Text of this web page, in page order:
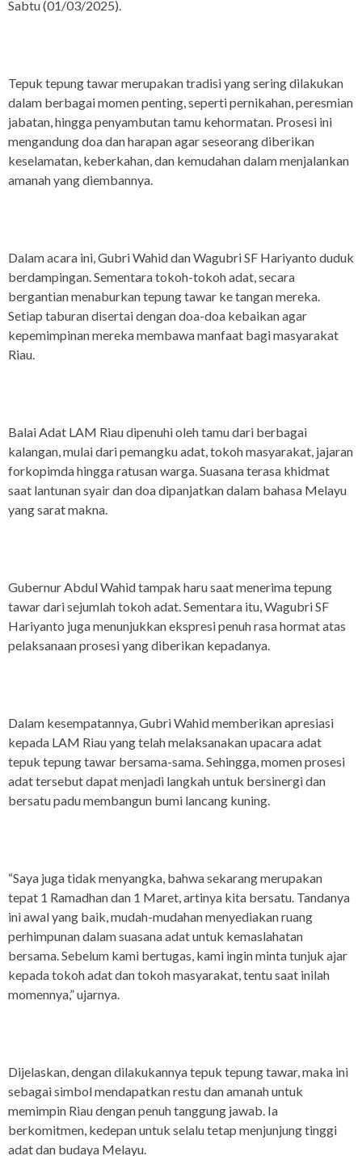
Sabtu (01/03/2025).
Tepuk tepung tawar merupakan tradisi yang sering dilakukan
dalam berbagai momen penting, seperti pernikahan, peresmian
jabatan, hingga penyambutan tamu kehormatan. Prosesi ini
mengandung doa dan harapan agar seseorang diberikan
keselamatan, keberkahan, dan kemudahan dalam menjalankan
amanah yang diembannya.
Dalam acara ini, Gubri Wahid dan Wagubri SF Hariyanto duduk
berdampingan. Sementara tokoh-tokoh adat, secara
bergantian menaburkan tepung tawar ke tangan mereka.
Setiap taburan disertai dengan doa-doa kebaikan agar
kepemimpinan mereka membawa manfaat bagi masyarakat
Riau.
Balai Adat LAM Riau dipenuhi oleh tamu dari berbagai
kalangan, mulai dari pemangku adat, tokoh masyarakat, jajaran
forkopimda hingga ratusan warga. Suasana terasa khidmat
saat lantunan syair dan doa dipanjatkan dalam bahasa Melayu
yang sarat makna.
Gubernur Abdul Wahid tampak haru saat menerima tepung
tawar dari sejumlah tokoh adat. Sementara itu, Wagubri SF
Hariyanto juga menunjukkan ekspresi penuh rasa hormat atas
pelaksanaan prosesi yang diberikan kepadanya.
Dalam kesempatannya, Gubri Wahid memberikan apresiasi
kepada LAM Riau yang telah melaksanakan upacara adat
tepuk tepung tawar bersama-sama. Sehingga, momen prosesi
adat tersebut dapat menjadi langkah untuk bersinergi dan
bersatu padu membangun bumi lancang kuning.
“Saya juga tidak menyangka, bahwa sekarang merupakan
tepat 1 Ramadhan dan 1 Maret, artinya kita bersatu. Tandanya
ini awal yang baik, mudah-mudahan menyediakan ruang
perhimpunan dalam suasana adat untuk kemaslahatan
bersama. Sebelum kami bertugas, kami ingin minta tunjuk ajar
kepada tokoh adat dan tokoh masyarakat, tentu saat inilah
momennya,” ujarnya.
Dijelaskan, dengan dilakukannya tepuk tepung tawar, maka ini
sebagai simbol mendapatkan restu dan amanah untuk
memimpin Riau dengan penuh tanggung jawab. Ia
berkomitmen, kedepan untuk selalu tetap menjunjung tinggi
adat dan budaya Melayu.